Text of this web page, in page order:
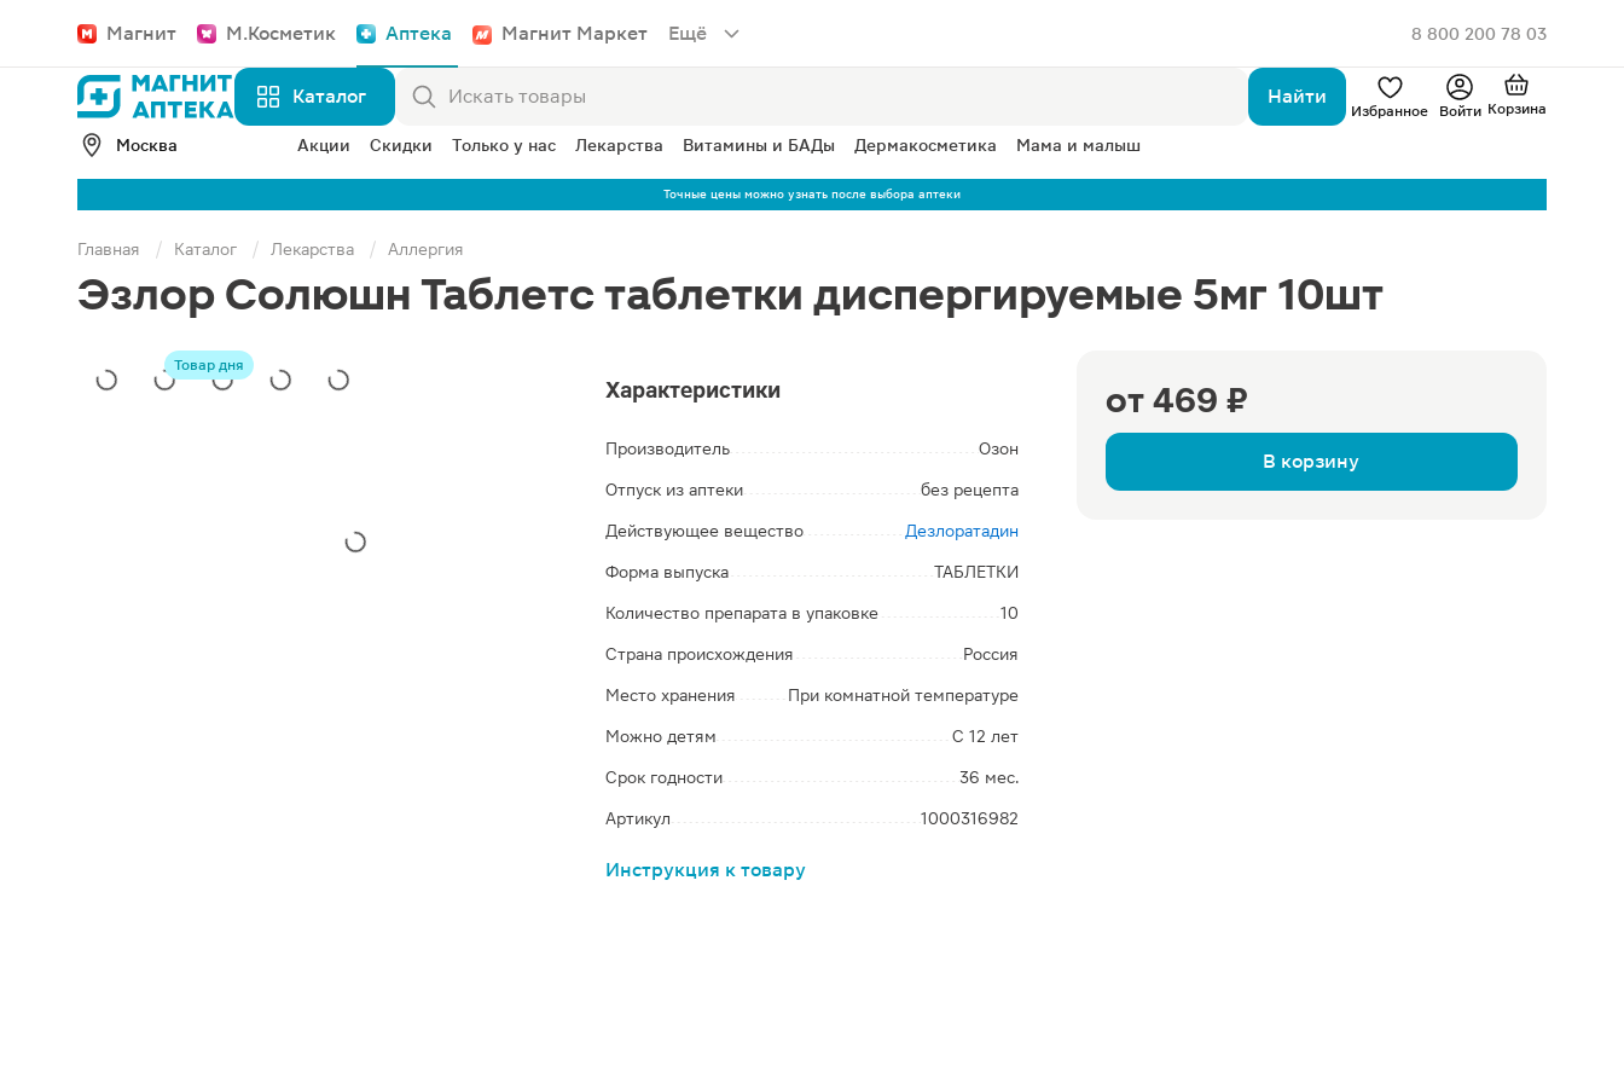
Магнит М.Косметик Аптека Магнит Маркет Ещё 8 800 200 78 03
Каталог Найти
Избранное Войти Корзина
Москва Акции Скидки Только у нас Лекарства Витамины и БАДы Дермакосметика Мама и малыш
Точные цены можно узнать после выбора аптеки
Главная Каталог Лекарства Аллергия
Эзлор Солюшн Таблетс таблетки диспергируемые 5мг 10шт
Товар дня
от 469 ₽
В корзину
Характеристики
Производитель Озон
Отпуск из аптеки без рецепта
Действующее вещество Дезлоратадин
Форма выпуска ТАБЛЕТКИ
Количество препарата в упаковке 10
Страна происхождения Россия
Место хранения При комнатной температуре
Можно детям С 12 лет
Срок годности 36 мес.
Артикул 1000316982
Инструкция к товару